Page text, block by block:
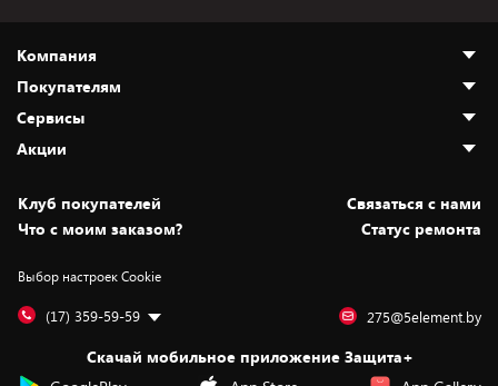
Компания
О нас
Адреса магазинов
Новости
Статьи и обзоры
Вакансии
Дай пять добру!
Покупателям
Как сделать заказ
Оплата и доставка
Безналичный расчёт
Обмен и возврат товара
Обработка персональных данных
Подарочные карты
Сервисы
Установка техники
Для игровых консолей
Для мобильных устройств
Для компьютеров
Сервисные центры
Акции
Скидки и промокоды
Белорусские товары
Бонусы
Оплата частями
Новинки
Клуб покупателей
Cвязаться с нами
Что с моим заказом?
Статус ремонта
Выбор настроек Cookie
(17) 359-59-59 275@5element.by
Скачай мобильное приложение Защита+